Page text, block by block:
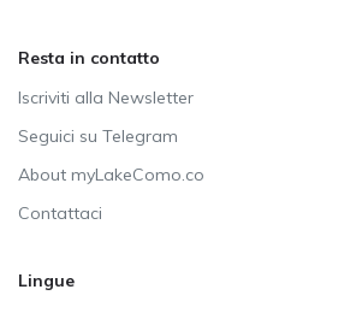
Resta in contatto
Iscriviti alla Newsletter
Seguici su Telegram
About myLakeComo.co
Contattaci
Lingue